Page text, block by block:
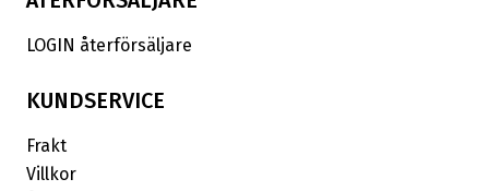
LOGIN återförsäljare
KUNDSERVICE
Frakt
Villkor